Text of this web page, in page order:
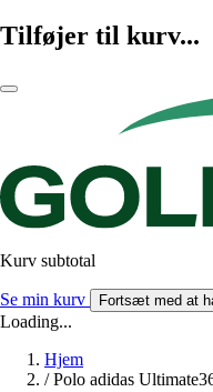
Tilføjer til kurv...
Kurv subtotal
Se min kurv Fortsæt med at
Loading...
Hjem
/ Polo adidas